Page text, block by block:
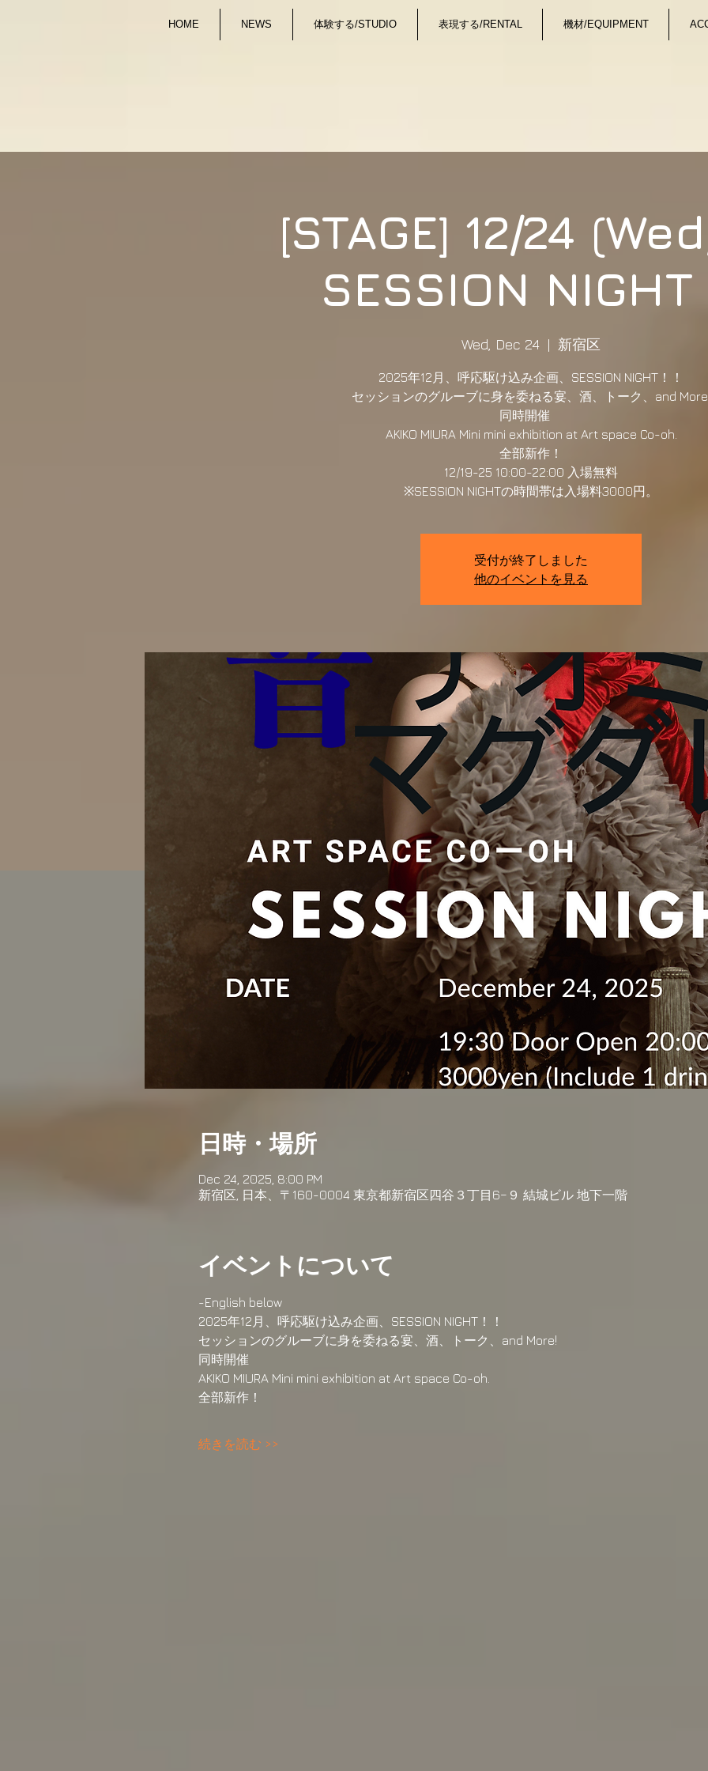
HOME NEWS 体験する/STUDIO 表現する/RENTAL 機材/EQUIPMENT
[STAGE] 12/24
SESSION
Wed, Dec 24
  |
新宿区
2025年12月、呼応駆け込み企画、SESSION NIGHT！！
セッションのグルーブに身を委ねる宴、酒、トーク、and
同時開催
AKIKO MIURA Mini mini exhibition at Art space Co-oh.
全部新作！
12/19-25 10:00-22:00 入場無料
※SESSION NIGHTの時間帯は入場料3000円。
受付が終了しました
他のイベントを見る
日時・場所
Dec 24, 2025, 8:00 PM
新宿区, 日本、〒160-0004 東京都新宿区四谷３丁目6−９ 結城ビル 地下一階
イベントについて
-English below
2025年12月、呼応駆け込み企画、SESSION NIGHT！！
セッションのグルーブに身を委ねる宴、酒、トーク、and More!
同時開催
AKIKO MIURA Mini mini exhibition at Art space Co-oh.
全部新作！
続きを読む >>